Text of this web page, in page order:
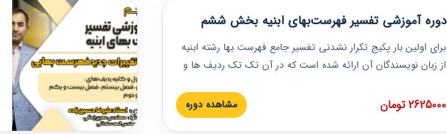
دوره آموزشی تفسیر فهرست‌بهای ابنیه بخش ششم
برای اولین بار پکیج تکرار نشدنی تفسیر جامع فهرست بها رشته ابنیه
از زبان نویسندگان آن ارائه شده است که در آن تک تک ردیف ها و
تصویری بوده و به همراه تصاویر عملیات اجرایی مرتبط با ردیف های
فهرست بها ارائه شده است. این دوره با کلام مهندس
2625000 تومان مشاهده دوره